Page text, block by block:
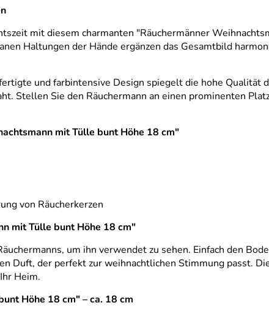
mit diesem charmanten "Räuchermänner
Haltungen der Hände ergänzen das Gesamtbild
und farbintensive Design spiegelt die hohe
Stellen Sie den Räuchermann an einen prominenten
mit Tülle bunt Höhe 18 cm"
von Räucherkerzen
mit Tülle bunt Höhe 18 cm"
um ihn verwendet zu sehen. Einfach den
Duft, der perfekt zur weihnachtlichen Stimmung passt.
Heim.
Höhe 18 cm" – ca. 18 cm